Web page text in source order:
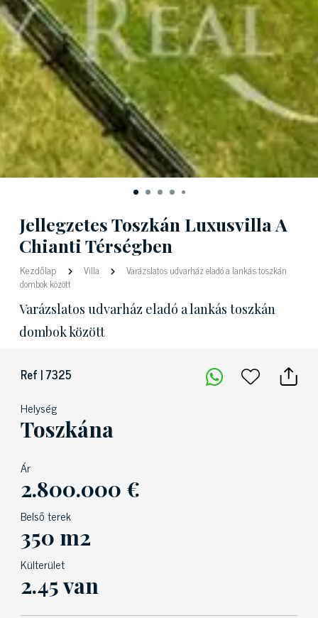
Jellegzetes Toszkán Luxusvilla A
Chianti Térségben
Kezdőlap Villa
Varázslatos udvarház eladó a lankás toszkán
dombok között
Varázslatos udvarház eladó a lankás toszkán
dombok között
Ref | 7325
Helység
Toszkána
Ár
2.800.000 €
Belső terek
350 m2
Külterület
2.45 van